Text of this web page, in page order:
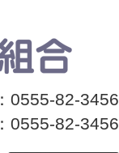
0555-82-3456
0555-82-3456